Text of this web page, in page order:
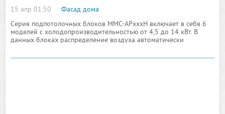
15 апр 01:50
Фасад дома
Серия подпотолочных блоков MMC-APхххH включает в себя 6
моделей с холодопроизводительностью от 4,5 до 14 кВт. В
данных блоках распределение воздуха автоматически